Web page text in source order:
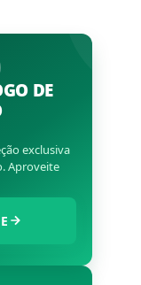
DE
exclusiva
Aproveite